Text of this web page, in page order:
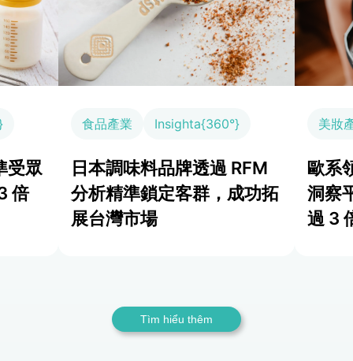
受眾
倍
食品產業 Insighta{360°}
日本調味料品牌透過 RFM
分析精準鎖定客群，成功拓
展台灣市場
美妝
歐系
洞察
過 3
Tìm hiểu thêm